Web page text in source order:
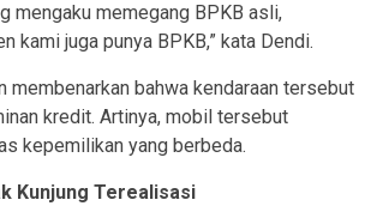
mengaku memegang BPKB asli,
kami juga punya BPKB,” kata Dendi.
membenarkan bahwa kendaraan tersebut
kredit. Artinya, mobil tersebut
kepemilikan yang berbeda.
Kunjung Terealisasi